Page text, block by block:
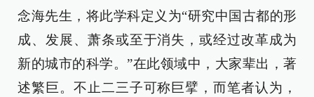
念海先生，将此学科定义为“研究中国古都的形
成、发展、萧条或至于消失，或经过改革成为
新的城市的科学。”在此领域中，大家辈出，著
述繁巨。不止二三子可称巨擘，而笔者认为，